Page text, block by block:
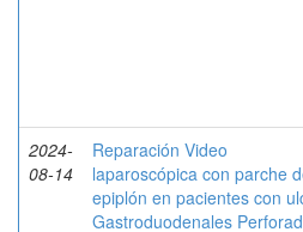
2024-
08-14
Reparación Video
laparoscópica con parche
epiplón en pacientes con
Gastroduodenales